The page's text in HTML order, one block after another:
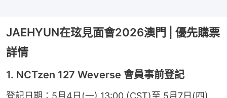
JAEHYUN在玹見面會2026澳門 | 優先購票
詳情
1. NCTzen 127 Weverse 會員事前登記
登記日期：5月4日(一) 13:00 (CST)至 5月7日(四)